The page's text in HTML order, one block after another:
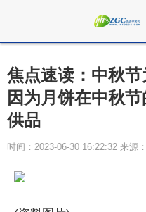
焦点速读：中秋节
因为月饼在中秋
供品
时间：2023-06-30 16:22:32 来源